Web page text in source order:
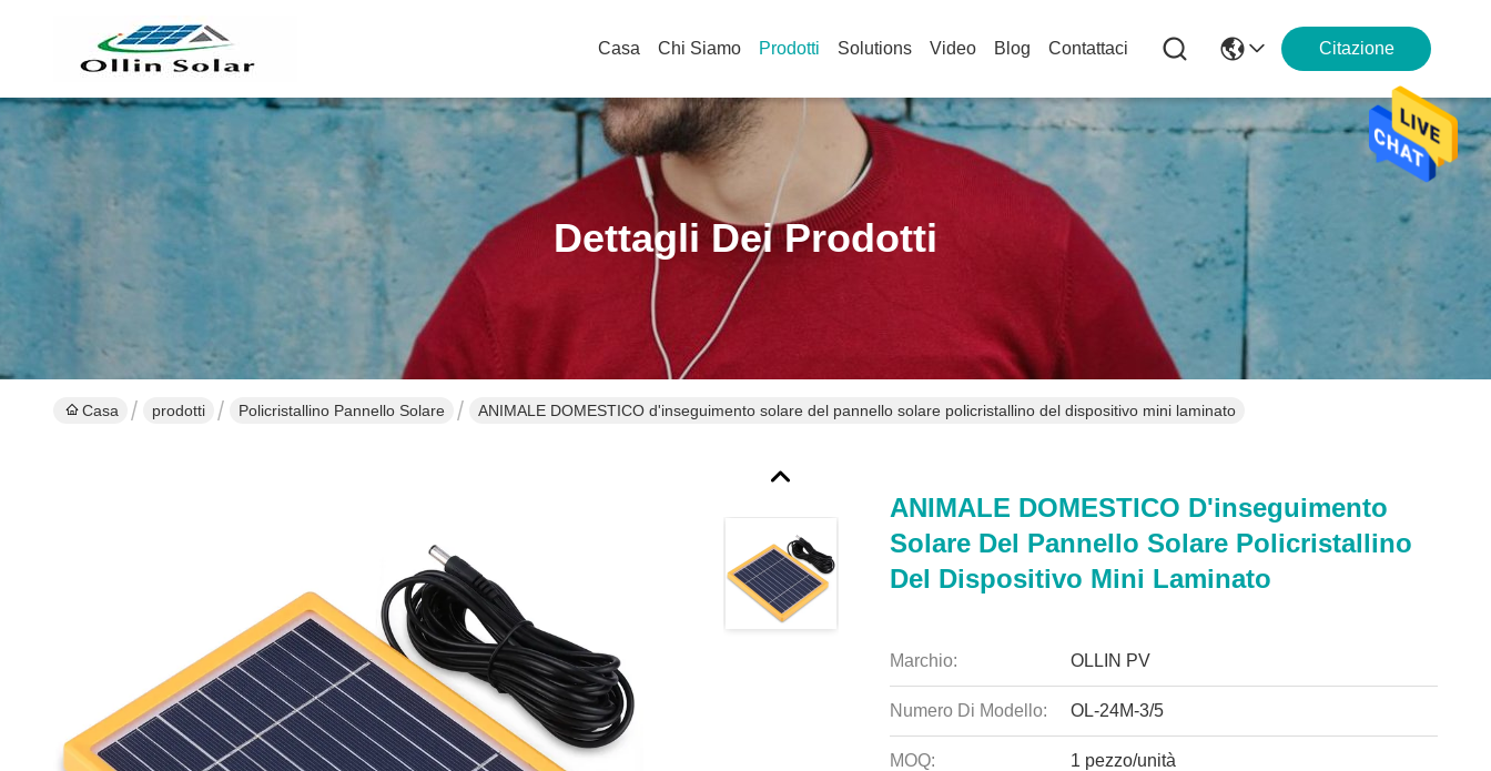
Casa Chi Siamo Prodotti Solutions Video Blog Contattaci Citazione
Dettagli Dei Prodotti
Casa prodotti Policristallino Pannello Solare ANIMALE DOMESTICO d'inseguimento solare del pannello solare policristallino del dispositivo mini laminato
ANIMALE DOMESTICO D'inseguimento
Solare Del Pannello Solare Policristallino
Del Dispositivo Mini Laminato
Marchio: OLLIN PV
Numero Di Modello: OL-24M-3/5
MOQ: 1 pezzo/unità